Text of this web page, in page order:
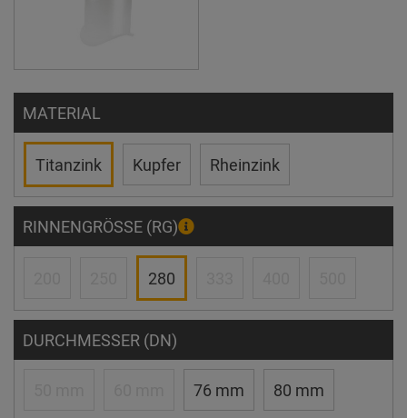
MATERIAL
Titanzink Kupfer Rheinzink
RINNENGRÖSSE (RG)
280
DURCHMESSER (DN)
76 mm 80 mm